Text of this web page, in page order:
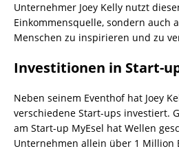
Unternehmer Joey Kelly nutzt
Einkommensquelle, sondern auch
Menschen zu inspirieren und zu
Investitionen in Start-
Neben seinem Eventhof hat Joey
verschiedene Start-ups investiert.
am Start-up MyEsel hat Wellen
Unternehmen allein über 1 Million